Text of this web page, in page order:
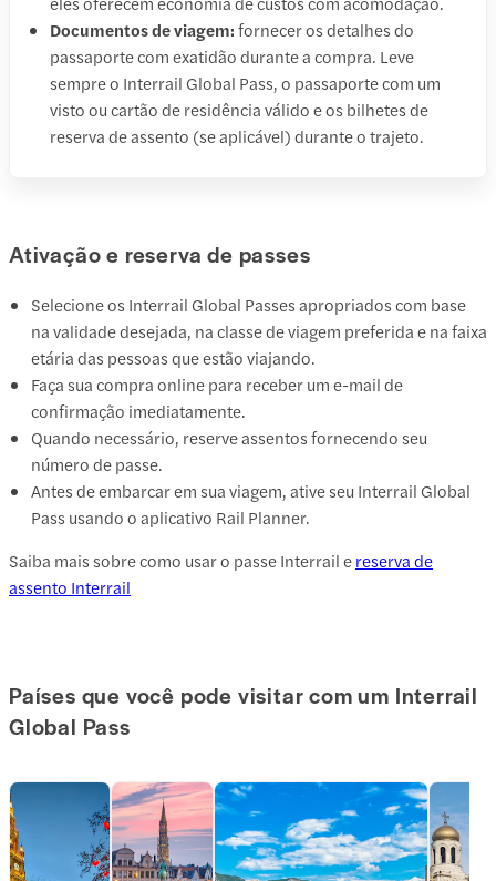
Documentos de viagem:fornecer os detalhes do
passaporte com exatidão durante a compra. Leve
sempre o Interrail Global Pass, o passaporte com um
visto ou cartão de residência válido e os bilhetes de
reserva de assento (se aplicável) durante o trajeto.
Ativação e reserva de passes
Selecione os Interrail Global Passes apropriados com base
na validade desejada, na classe de viagem preferida e na faixa
etária das pessoas que estão viajando.
Faça sua compra online para receber um e-mail de
confirmação imediatamente.
Quando necessário, reserve assentos fornecendo seu
número de passe.
Antes de embarcar em sua viagem, ative seu Interrail Global
Pass usando o aplicativo Rail Planner.
Saiba mais sobre como usar o passe Interrail ereserva de
assento Interrail
Países que você pode visitar com um Interrail
Global Pass